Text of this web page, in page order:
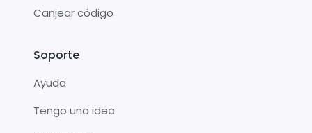
Canjear código
Soporte
Ayuda
Tengo una idea